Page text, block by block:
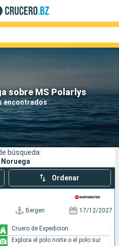
sobre MS Polarlys
encontrados
Compañías
Buscar
búsqueda:
Noruega
Ordenar
Bergen 17/12/2027
Cruero de Expedicion
Explora el polo norte o el polo sur